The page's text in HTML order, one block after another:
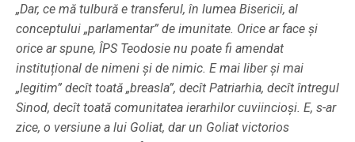
„Dar, ce mă tulbură e transferul, în lumea Bisericii, al
conceptului „parlamentar” de imunitate. Orice ar face și
orice ar spune, ÎPS Teodosie nu poate fi amendat
instituțional de nimeni și de nimic. E mai liber și mai
„legitim” decît toată „breasla”, decît Patriarhia, decît întregul
Sinod, decît toată comunitatea ierarhilor cuviincioși. E, s-ar
zice, o versiune a lui Goliat, dar un Goliat victorios